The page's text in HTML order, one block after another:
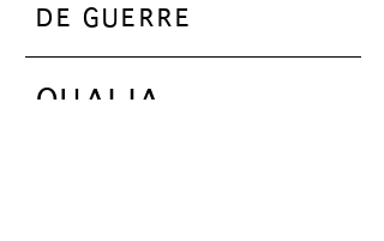
DE GUERRE
QUALIA